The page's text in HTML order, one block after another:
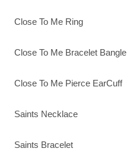
Close To Me Ring
Close To Me Bracelet Bangle
Close To Me Pierce EarCuff
Saints Necklace
Saints Bracelet